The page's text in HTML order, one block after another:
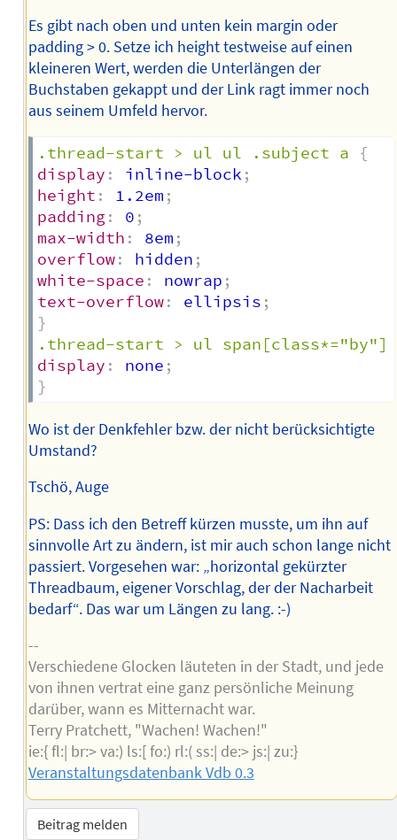
Es gibt nach oben und unten kein margin oder
padding > 0. Setze ich height testweise auf einen
kleineren Wert, werden die Unterlängen der
Buchstaben gekappt und der Link ragt immer noch
aus seinem Umfeld hervor.
.thread-start > ul ul .subject a
{
display : inline-block ;
height : 1.2em ;
padding: 0 ;
max-width : 8em ;
overflow: hidden ;
white-space : nowrap ;
text-overflow: ellipsis ;
}
.thread-start > ul span[class*="by"]
display : none ;
}
Wo ist der Denkfehler bzw. der nicht berücksichtigte
Umstand?
Tschö, Auge
PS: Dass ich den Betreff kürzen musste, um ihn auf
sinnvolle Art zu ändern, ist mir auch schon lange nicht
passiert. Vorgesehen war: „horizontal gekürzter
Threadbaum, eigener Vorschlag, der der Nacharbeit
bedarf“. Das war um Längen zu lang. :-)
--
Verschiedene Glocken läuteten in der Stadt, und jede
von ihnen vertrat eine ganz persönliche Meinung
darüber, wann es Mitternacht war.
Terry Pratchett, "Wachen! Wachen!"
ie:{ fl:| br:> va:) ls:[ fo:) rl:( ss:| de:> js:| zu:}
Veranstaltungsdatenbank Vdb 0.3
Beitrag melden